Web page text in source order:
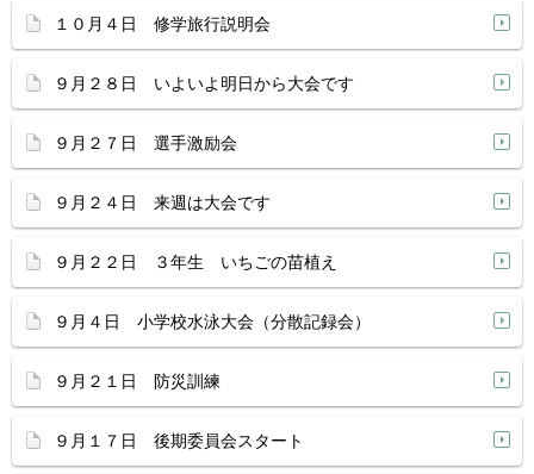
１０月４日 修学旅行説明会
９月２８日 いよいよ明日から大会です
９月２７日 選手激励会
９月２４日 来週は大会です
９月２２日 ３年生 いちごの苗植え
９月４日 小学校水泳大会（分散記録会）
９月２１日 防災訓練
９月１７日 後期委員会スタート